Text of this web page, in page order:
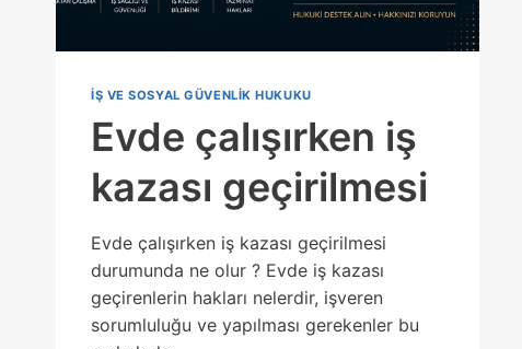
IŞ VE SOSYAL GÜVENLIK HUKUKU
Evde çalışırken iş
kazası geçirilmesi
Evde çalışırken iş kazası geçirilmesi
durumunda ne olur ? Evde iş kazası
geçirenlerin hakları nelerdir, işveren
sorumluluğu ve yapılması gerekenler bu